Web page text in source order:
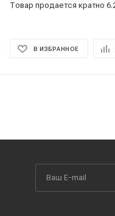
Товар продается кратно
В ИЗБРАННОЕ